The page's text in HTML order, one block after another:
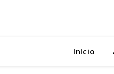
Início